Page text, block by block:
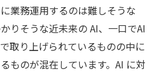
業務運用するのは難しそうな
りそうな近未来の AI、一口でAI
取り上げられているものの中に
ものが混在しています。AI に対